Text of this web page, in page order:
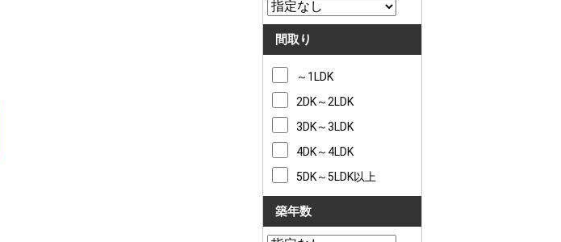
間取り
～1LDK
2DK～2LDK
3DK～3LDK
4DK～4LDK
5DK～5LDK以上
築年数